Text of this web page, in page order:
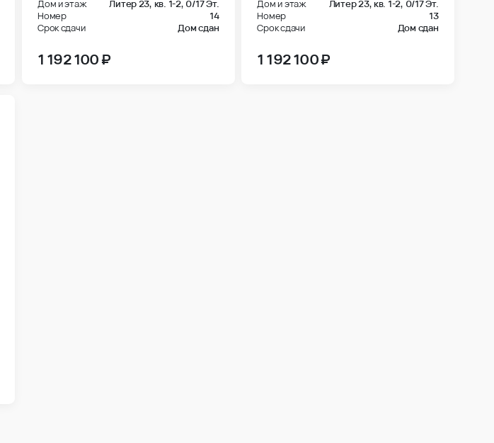
Дом и этаж
Литер 23, кв. 1-2, 0/17 Эт.
Номер
14
Срок сдачи
Дом сдан
1 192 100 ₽
Дом и этаж
Литер 23, кв. 1-2, 0/17 Эт.
Номер
13
Срок сдачи
Дом сдан
1 192 100 ₽